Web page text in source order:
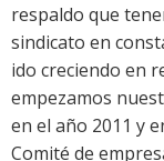
respaldo que
sindicato en
ido creciendo en
empezamos
en el año 2011 y
Comité de